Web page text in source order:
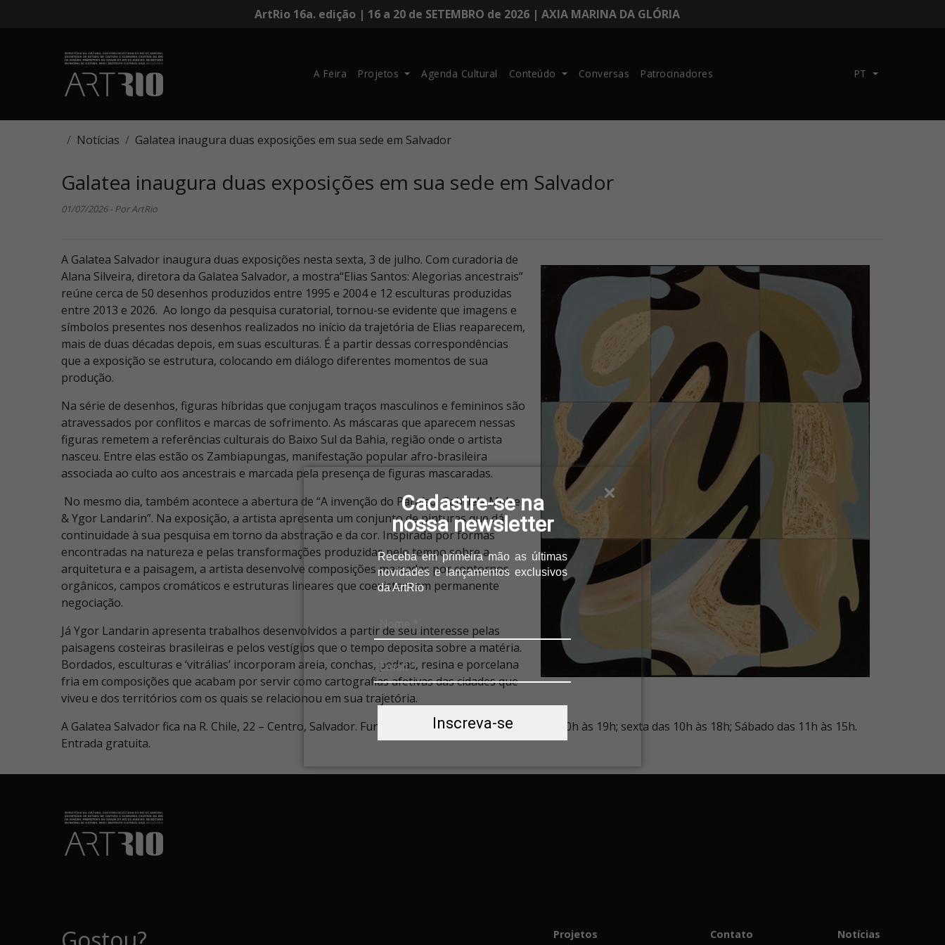
Cadastre-se na
nossa newsletter
Recebaem primeira mão as últimas
novidades e lançamentos exclusivos
da ArtRio
Inscreva-se
ArtRio 16a. edição | 16 a 20 de SETEMBRO de 2026 | AXIA MARINA DA GLÓRIA
A Feira Projetos Agenda Cultural Conteúdo Conversas Patrocinadores PT
Notícias Galatea inaugura duas exposições em sua sede em Salvador
Galatea inaugura duas exposições em sua sede em Salvador
01/07/2026 - Por ArtRio
A Galatea Salvador inaugura duas exposições nesta sexta, 3 de julho. Com curadoria de
Alana Silveira, diretora da Galatea Salvador, a mostra“Elias Santos: Alegorias ancestrais”
reúne cerca de 50 desenhos produzidos entre 1995 e 2004 e 12 esculturas produzidas
entre 2013 e 2026. Ao longo da pesquisa curatorial, tornou-se evidente que imagens e
símbolos presentes nos desenhos realizados no início da trajetória de Elias reaparecem,
mais de duas décadas depois, em suas esculturas. É a partir dessas correspondências
que a exposição se estrutura, colocando em diálogo diferentes momentos de sua
produção.
Na série de desenhos, figuras híbridas que conjugam traços masculinos e femininos são
atravessados por conflitos e marcas de sofrimento. As máscaras que aparecem nessas
figuras remetem a referências culturais do Baixo Sul da Bahia, região onde o artista
nasceu. Entre elas estão os Zambiapungas, manifestação popular afro-brasileira
associada ao culto aos ancestrais e marcada pela presença de figuras mascaradas.
No mesmo dia, também acontece a abertura de “A invenção do Paraíso: Gabriela Melzer
& Ygor Landarin”. Na exposição, a artista apresenta um conjunto de pinturas que dá
continuidade à sua pesquisa em torno da abstração e da cor. Inspirada por formas
encontradas na natureza e pelas transformações produzidas pelo tempo sobre a
arquitetura e a paisagem, a artista desenvolve composições marcadas por contornos
orgânicos, campos cromáticos e estruturas lineares que coexistem em permanente
negociação.
Já Ygor Landarin apresenta trabalhos desenvolvidos a partir de seu interesse pelas
paisagens costeiras brasileiras e pelos vestígios que o tempo deposita sobre a matéria.
Bordados, esculturas e ‘vitrálias’ incorporam areia, conchas, pedras, resina e porcelana
fria em composições que acabam por servir como cartografias afetivas das cidades que
viveu e dos territórios com os quais se relacionou em sua trajetória.
A Galatea Salvador fica na R. Chile, 22 – Centro, Salvador. Funcionamento: de terça a quinta das 10h às 19h; sexta das 10h às 18h; Sábado das 11h às 15h.
Entrada gratuita.
Projetos Contato Notícias